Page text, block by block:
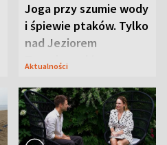
Joga przy szumie wody
i śpiewie ptaków. Tylko
nad Jeziorem
Tarnobrzeskim
Aktualności